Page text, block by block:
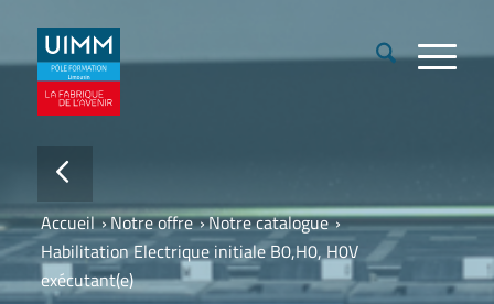
Accueil ›Notre offre ›Notre catalogue ›
Habilitation Electrique initiale B0,H0, H0V
exécutant(e)